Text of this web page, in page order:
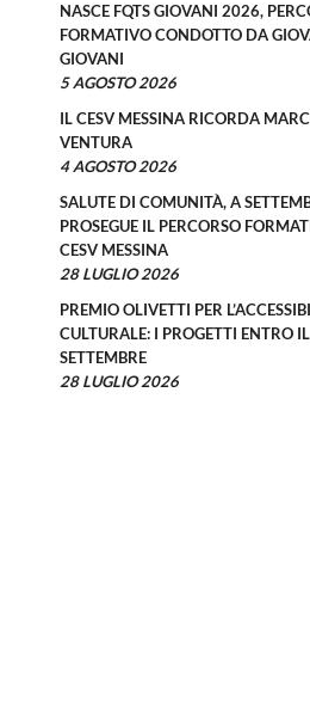
NASCE FQTS GIOVANI 2026,
FORMATIVO CONDOTTO DA
GIOVANI
5 AGOSTO 2026
IL CESV MESSINA RICORDA
VENTURA
4 AGOSTO 2026
SALUTE DI COMUNITÀ, A
PROSEGUE IL PERCORSO
CESV MESSINA
28 LUGLIO 2026
PREMIO OLIVETTI PER
CULTURALE: I PROGETTI ENTRO
SETTEMBRE
28 LUGLIO 2026